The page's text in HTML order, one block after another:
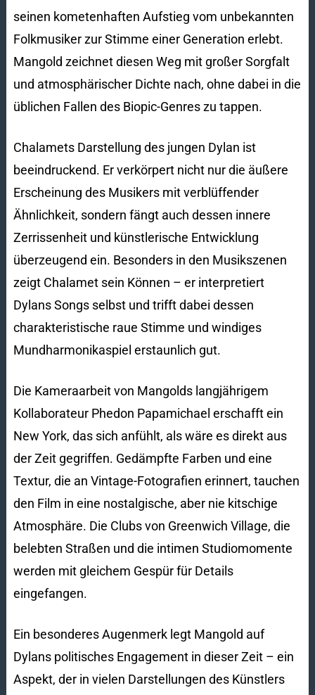
seinen kometenhaften Aufstieg vom unbekannten
Folkmusiker zur Stimme einer Generation erlebt.
Mangold zeichnet diesen Weg mit großer Sorgfalt
und atmosphärischer Dichte nach, ohne dabei in die
üblichen Fallen des Biopic-Genres zu tappen.
Chalamets Darstellung des jungen Dylan ist
beeindruckend. Er verkörpert nicht nur die äußere
Erscheinung des Musikers mit verblüffender
Ähnlichkeit, sondern fängt auch dessen innere
Zerrissenheit und künstlerische Entwicklung
überzeugend ein. Besonders in den Musikszenen
zeigt Chalamet sein Können – er interpretiert
Dylans Songs selbst und trifft dabei dessen
charakteristische raue Stimme und windiges
Mundharmonikaspiel erstaunlich gut.
Die Kameraarbeit von Mangolds langjährigem
Kollaborateur Phedon Papamichael erschafft ein
New York, das sich anfühlt, als wäre es direkt aus
der Zeit gegriffen. Gedämpfte Farben und eine
Textur, die an Vintage-Fotografien erinnert, tauchen
den Film in eine nostalgische, aber nie kitschige
Atmosphäre. Die Clubs von Greenwich Village, die
belebten Straßen und die intimen Studiomomente
werden mit gleichem Gespür für Details
eingefangen.
Ein besonderes Augenmerk legt Mangold auf
Dylans politisches Engagement in dieser Zeit – ein
Aspekt, der in vielen Darstellungen des Künstlers